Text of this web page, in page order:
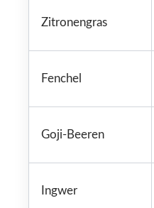
Zitronengras
Fenchel
Goji-Beeren
Ingwer